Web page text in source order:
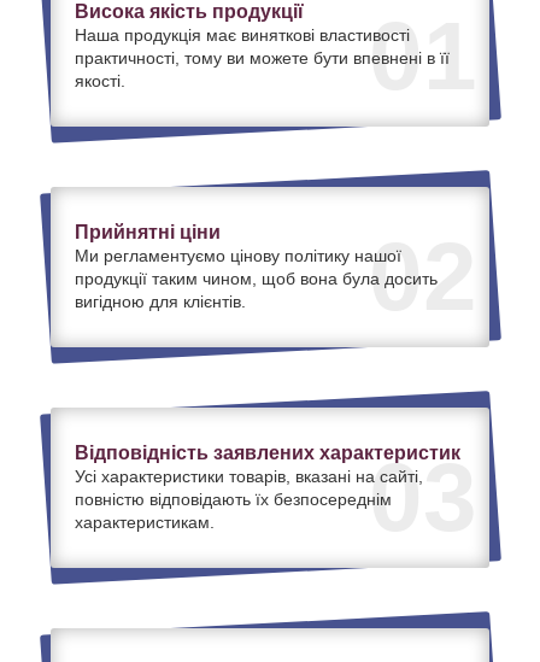
01
Висока якість продукції
Наша продукція має виняткові властивості
практичності, тому ви можете бути впевнені в її
якості.
02
Прийнятні ціни
Ми регламентуємо цінову політику нашої
продукції таким чином, щоб вона була досить
вигідною для клієнтів.
03
Відповідність заявлених характеристик
Усі характеристики товарів, вказані на сайті,
повністю відповідають їх безпосереднім
характеристикам.